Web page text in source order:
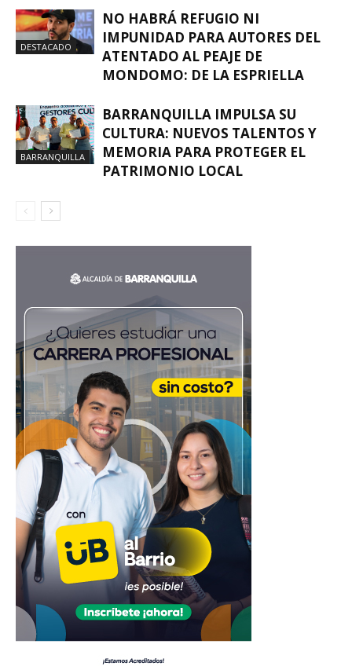
DESTACADO
NO HABRÁ REFUGIO NI
IMPUNIDAD PARA AUTORES DEL
ATENTADO AL PEAJE DE
MONDOMO: DE LA ESPRIELLA
BARRANQUILLA
BARRANQUILLA IMPULSA SU
CULTURA: NUEVOS TALENTOS Y
MEMORIA PARA PROTEGER EL
PATRIMONIO LOCAL